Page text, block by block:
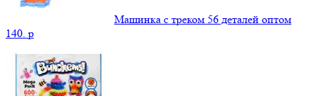
Машинка с треком 56 деталей оптом
140. p